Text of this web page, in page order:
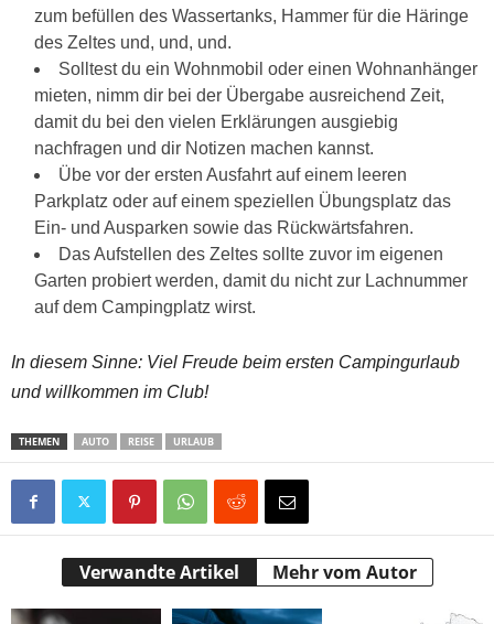
zum befüllen des Wassertanks, Hammer für die Häringe
des Zeltes und, und, und.
Solltest du ein Wohnmobil oder einen Wohnanhänger
mieten, nimm dir bei der Übergabe ausreichend Zeit,
damit du bei den vielen Erklärungen ausgiebig
nachfragen und dir Notizen machen kannst.
Übe vor der ersten Ausfahrt auf einem leeren
Parkplatz oder auf einem speziellen Übungsplatz das
Ein- und Ausparken sowie das Rückwärtsfahren.
Das Aufstellen des Zeltes sollte zuvor im eigenen
Garten probiert werden, damit du nicht zur Lachnummer
auf dem Campingplatz wirst.
In diesem Sinne: Viel Freude beim ersten Campingurlaub
und willkommen im Club!
THEMEN AUTO REISE URLAUB
Verwandte Artikel Mehr vom Autor